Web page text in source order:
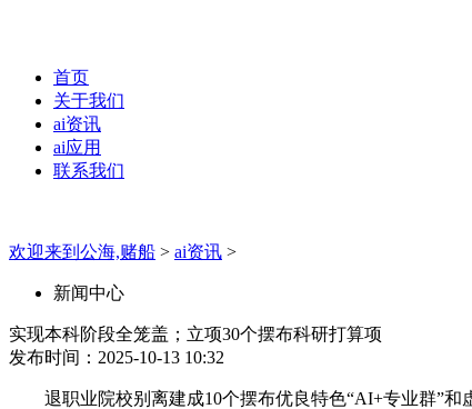
首页
关于我们
ai资讯
ai应用
联系我们
欢迎来到公海,赌船 > ai资讯 >
新闻中心
实现本科阶段全笼盖；立项30个摆布科研打算项
发布时间：2025-10-13 10:32
退职业院校别离建成10个摆布优良特色“AI+专业群”和